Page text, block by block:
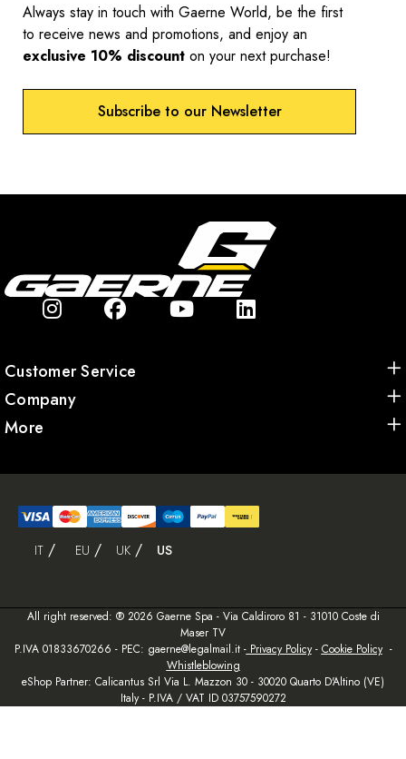
Always stay in touch with Gaerne World, be the first
to receive news and promotions, and enjoy an
exclusive 10% discount on your next purchase!
Subscribe to our Newsletter
Customer Service
Company
More
IT EU UK US
All right reserved: ® 2026 Gaerne Spa - Via Caldiroro 81 - 31010 Coste di
Maser TV
P.IVA 01833670266 - PEC: gaerne@legalmail.it -Privacy Policy- Cookie Policy-
Whistleblowing
eShop Partner: Calicantus Srl Via L. Mazzon 30 - 30020 Quarto D'Altino (VE)
Italy - P.IVA / VAT ID 03757590272